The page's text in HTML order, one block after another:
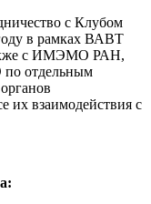
с Клубом
в рамках ВАВТ
с ИМЭМО РАН,
отдельным
их взаимодействия с